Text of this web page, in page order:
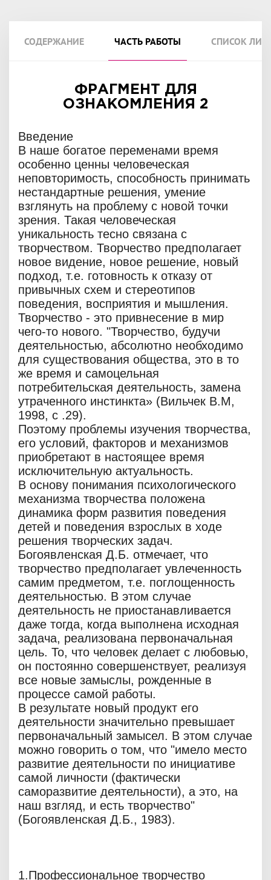
СОДЕРЖАНИЕ ЧАСТЬ РАБОТЫ СПИСОК
ФРАГМЕНТ ДЛЯ
ОЗНАКОМЛЕНИЯ 2
Введение
В наше богатое переменами время
особенно ценны человеческая
неповторимость, способность принимать
нестандартные решения, умение
взглянуть на проблему с новой точки
зрения. Такая человеческая
уникальность тесно связана с
творчеством. Творчество предполагает
новое видение, новое решение, новый
подход, т.е. готовность к отказу от
привычных схем и стереотипов
поведения, восприятия и мышления.
Творчество - это привнесение в мир
чего-то нового. "Творчество, будучи
деятельностью, абсолютно необходимо
для существования общества, это в то
же время и самоцельная
потребительская деятельность, замена
утраченного инстинкта» (Вильчек В.М,
1998, с .29).
Поэтому проблемы изучения творчества,
его условий, факторов и механизмов
приобретают в настоящее время
исключительную актуальность.
В основу понимания психологического
механизма творчества положена
динамика форм развития поведения
детей и поведения взрослых в ходе
решения творческих задач.
Богоявленская Д.Б. отмечает, что
творчество предполагает увлеченность
самим предметом, т.е. поглощенность
деятельностью. В этом случае
деятельность не приостанавливается
даже тогда, когда выполнена исходная
задача, реализована первоначальная
цель. То, что человек делает с любовью,
он постоянно совершенствует, реализуя
все новые замыслы, рожденные в
процессе самой работы.
В результате новый продукт его
деятельности значительно превышает
первоначальный замысел. В этом случае
можно говорить о том, что "имело место
развитие деятельности по инициативе
самой личности (фактически
саморазвитие деятельности), а это, на
наш взгляд, и есть творчество"
(Богоявленская Д.Б., 1983).
1.Профессиональное творчество